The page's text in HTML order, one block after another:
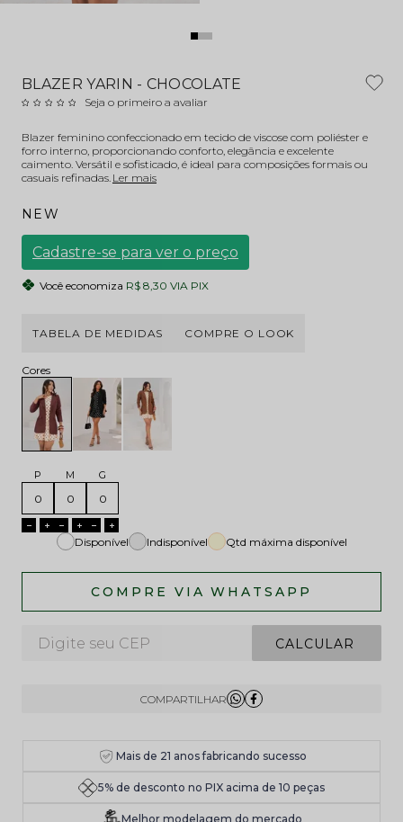
BLAZER YARIN - CHOCOLATE
Seja o primeiro a avaliar
Blazer feminino confeccionado em tecido de viscose com poliéster e
forro interno, proporcionando conforto, elegância e excelente
caimento. Versátil e sofisticado, é ideal para composições formais ou
casuais refinadas. Ler mais
NEW
Cadastre-se para ver o preço
Você economiza R$ 8,30 VIA PIX
TABELA DE MEDIDAS COMPRE O LOOK
P M G
Disponível Indisponível Qtd máxima disponível
Mais de 21 anos fabricando sucesso
5% de desconto no PIX acima de 10 peças
Melhor modelagem do mercado